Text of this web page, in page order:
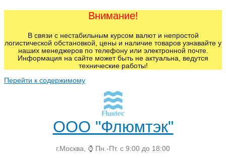
Внимание!
В связи с нестабильным курсом валют и непростой
логистической обстановкой, цены и наличие товаров узнавайте у
наших менеджеров по телефону или электронной почте.
Информация на сайте может быть не актуальна, ведутся
технические работы!
Перейти к содержимому
ООО "Флюмтэк"
г.Москва, ⌚ Пн.-Пт. с 9:00 до 18:00